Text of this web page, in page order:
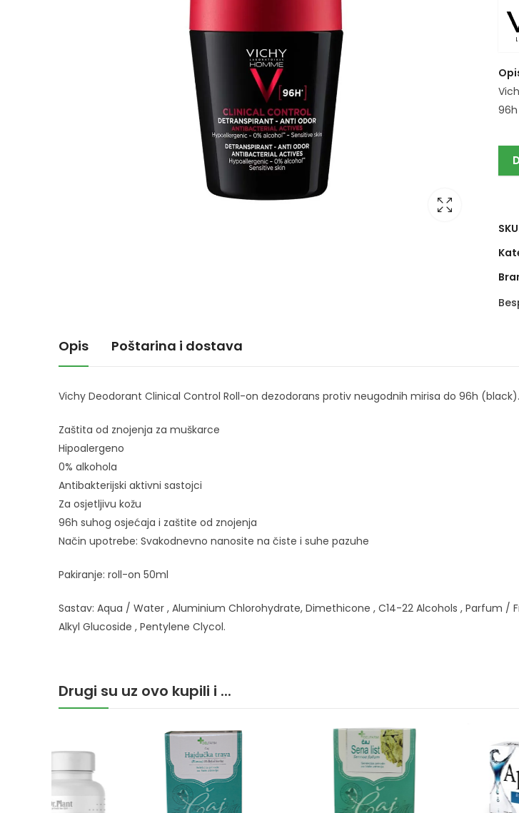
Opis Poštarina i dostava
Vichy Deodorant Clinical Control Roll-on dezodorans protiv neugodnih mirisa do 96h (black).
Zaštita od znojenja za muškarce
Hipoalergeno
0% alkohola
Antibakterijski aktivni sastojci
Za osjetljivu kožu
96h suhog osjećaja i zaštite od znojenja
Način upotrebe: Svakodnevno nanosite na čiste i suhe pazuhe
Pakiranje: roll-on 50ml
Sastav: Aqua / Water , Aluminium Chlorohydrate, Dimethicone , C14-22 Alcohols , Parfum /
Alkyl Glucoside , Pentylene Clycol.
Drugi su uz ovo kupili i ...